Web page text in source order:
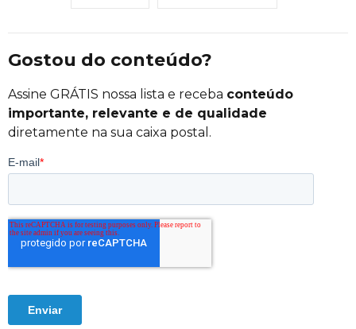
Gostou do conteúdo?
Assine GRÁTIS nossa lista e receba conteúdo
importante, relevante e de qualidade
diretamente na sua caixa postal.